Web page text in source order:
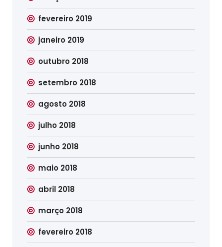
fevereiro 2019
janeiro 2019
outubro 2018
setembro 2018
agosto 2018
julho 2018
junho 2018
maio 2018
abril 2018
março 2018
fevereiro 2018